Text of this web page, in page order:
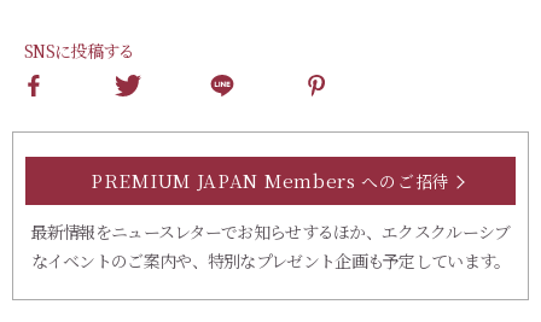
SNSに投稿する
PREMIUM JAPAN Members へのご招待
最新情報をニュースレターでお知らせするほか、エクスクルーシブ
なイベントのご案内や、特別なプレゼント企画も予定しています。